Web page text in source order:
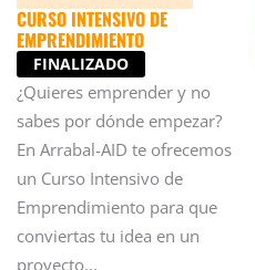
CURSO INTENSIVO DE
EMPRENDIMIENTO
FINALIZADO
¿Quieres emprender y no
sabes por dónde empezar?
En Arrabal-AID te ofrecemos
un Curso Intensivo de
Emprendimiento para que
conviertas tu idea en un
proyecto...